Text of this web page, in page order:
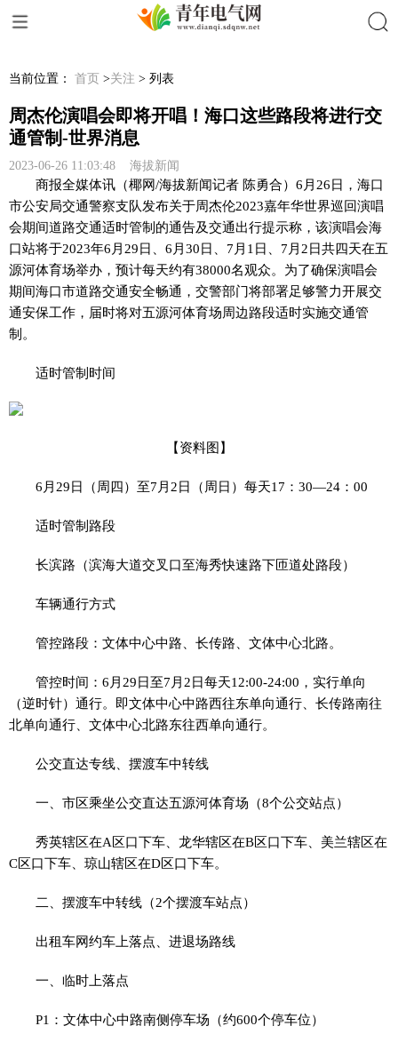
当前位置： 首页 >关注 > 列表
周杰伦演唱会即将开唱！海口这些路段将进行交
通管制-世界消息
2023-06-26 11:03:48 海拔新闻
商报全媒体讯（椰网/海拔新闻记者 陈勇合）6月26日，海口
市公安局交通警察支队发布关于周杰伦2023嘉年华世界巡回演唱
会期间道路交通适时管制的通告及交通出行提示称，该演唱会海
口站将于2023年6月29日、6月30日、7月1日、7月2日共四天在五
源河体育场举办，预计每天约有38000名观众。为了确保演唱会
期间海口市道路交通安全畅通，交警部门将部署足够警力开展交
通安保工作，届时将对五源河体育场周边路段适时实施交通管
制。
适时管制时间
【资料图】
6月29日（周四）至7月2日（周日）每天17：30—24：00
适时管制路段
长滨路（滨海大道交叉口至海秀快速路下匝道处路段）
车辆通行方式
管控路段：文体中心中路、长传路、文体中心北路。
管控时间：6月29日至7月2日每天12:00-24:00，实行单向
（逆时针）通行。即文体中心中路西往东单向通行、长传路南往
北单向通行、文体中心北路东往西单向通行。
公交直达专线、摆渡车中转线
一、市区乘坐公交直达五源河体育场（8个公交站点）
秀英辖区在A区口下车、龙华辖区在B区口下车、美兰辖区在
C区口下车、琼山辖区在D区口下车。
二、摆渡车中转线（2个摆渡车站点）
出租车网约车上落点、进退场路线
一、临时上落点
P1：文体中心中路南侧停车场（约600个停车位）